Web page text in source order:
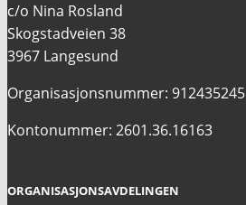
c/o Nina Rosland
Skogstadveien 38
3967 Langesund
Organisasjonsnummer: 912435245
Kontonummer: 2601.36.16163
ORGANISASJONSAVDELINGEN